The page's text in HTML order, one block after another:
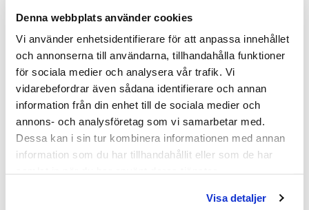
Denna webbplats använder cookies
Vi använder enhetsidentifierare för att anpassa innehållet
och annonserna till användarna, tillhandahålla funktioner
för sociala medier och analysera vår trafik. Vi
vidarebefordrar även sådana identifierare och annan
information från din enhet till de sociala medier och
annons- och analysföretag som vi samarbetar med.
Dessa kan i sin tur kombinera informationen med annan
information som du har tillhandahållit eller som de har
Visa detaljer
2 års garanti
Mer om Zilenzio Väggabsorbent Dezibel
Väggabsorbenten Dezibel från Zilenzio är
designad för att effektivt dämpa störande ljud och
förbättra akustiken i olika miljöer som
kontorslandskap, mötesrum och bibliotek. Dess
slanka profil gör den enkel att montera på väggar